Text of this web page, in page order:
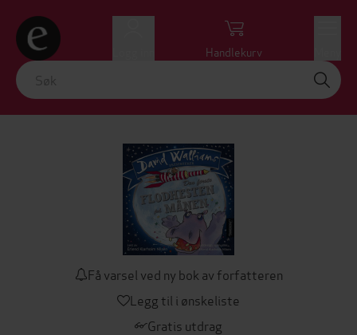
Handlekurv
Få varsel ved ny bok av forfatteren
Legg til i ønskeliste
Gratis utdrag